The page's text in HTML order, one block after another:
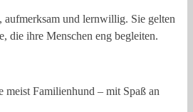
aufmerksam und lernwillig. Sie gelten
die ihre Menschen eng begleiten.
meist Familienhund – mit Spaß an